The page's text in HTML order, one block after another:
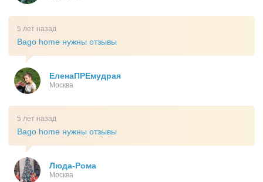
5 лет назад
Bago home нужны отзывы
ЕленаПРЕмудрая
Москва
5 лет назад
Bago home нужны отзывы
Люда-Рома
Москва